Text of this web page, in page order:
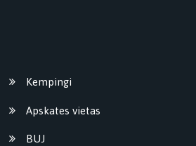
Kempingi
Apskates vietas
BUJ